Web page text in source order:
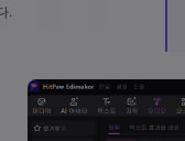
.